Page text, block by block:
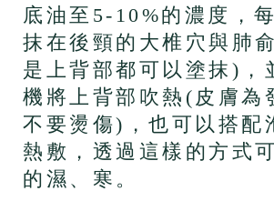
底油至5-10%的濃度，
抹在後頸的大椎穴與肺
是上背部都可以塗抹)，
機將上背部吹熱(皮膚為
不要燙傷)，也可以搭配
熱敷，透過這樣的方式
的濕、寒。